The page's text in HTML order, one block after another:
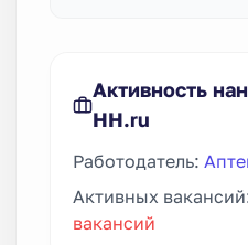
Активность
HH.ru
Работодатель:
Активных
вакансий